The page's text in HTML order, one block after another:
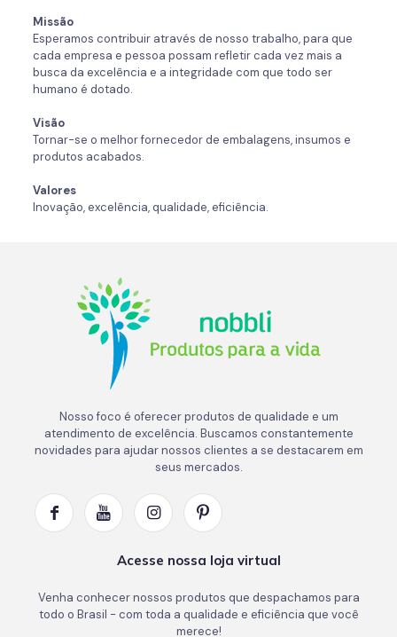
Missão
Esperamos contribuir através de nosso trabalho, para que
cada empresa e pessoa possam refletir cada vez mais a
busca da excelência e a integridade com que todo ser
humano é dotado.
Visão
Tornar-se o melhor fornecedor de embalagens, insumos e
produtos acabados.
Valores
Inovação, excelência, qualidade, eficiência.
Nosso foco é oferecer produtos de qualidade e um
atendimento de excelência. Buscamos constantemente
novidades para ajudar nossos clientes a se destacarem em
seus mercados.
Acesse nossa loja virtual
Venha conhecer nossos produtos que despachamos para
todo o Brasil - com toda a qualidade e eficiência que você
merece!